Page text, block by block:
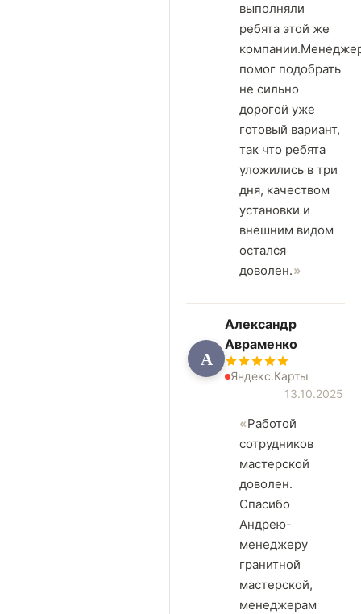
выполняли
ребята этой же
помог подобрать
не сильно
дорогой уже
готовый вариант,
так что ребята
уложились в три
дня, качеством
установки и
внешним видом
остался
доволен.
А
Александр
Авраменко
Яндекс.Карты
13.10.2025
Работой
сотрудников
мастерской
доволен.
Спасибо
Андрею-
менеджеру
гранитной
мастерской,
менеджерам